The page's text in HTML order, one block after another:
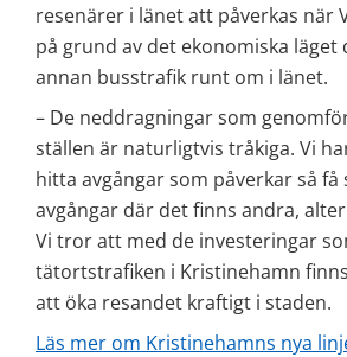
resenärer i länet att påverkas när
på grund av det ekonomiska läget
annan busstrafik runt om i länet.
– De neddragningar som
ställen är naturligtvis tråkiga. Vi
hitta avgångar som påverkar så
avgångar där det finns andra,
Vi tror att med de investeringar
tätortstrafiken i Kristinehamn
att öka resandet kraftigt i staden.
Läs mer om Kristinehamns nya